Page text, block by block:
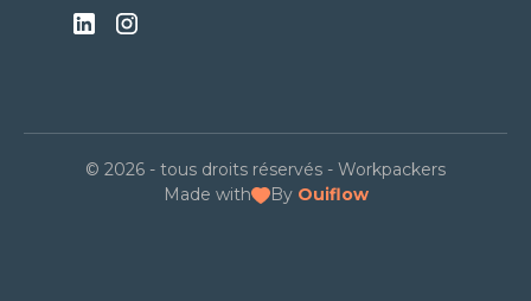
© 2026 - tous droits réservés - Workpackers
Made with
By Ouiflow